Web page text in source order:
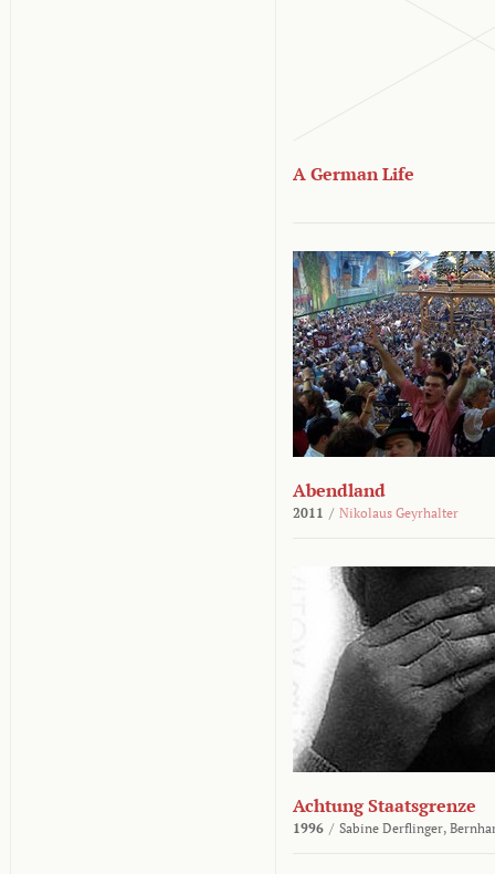
A German Life
Abendland
2011 / Nikolaus Geyrhalter
Achtung Staatsgrenze
1996 / Sabine Derflinger,